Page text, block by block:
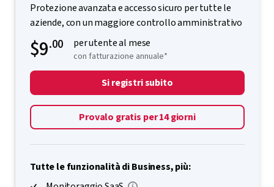
Protezione avanzata e accesso sicuro per tutte le
aziende, con un maggiore controllo amministrativo
$9.00 per utente al mese
con fatturazione annuale*
Si registri subito
Provalo gratis per 14 giorni
Tutte le funzionalità di Business, più: